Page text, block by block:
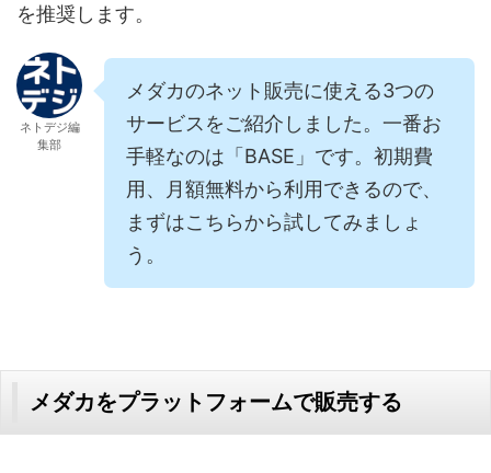
を推奨します。
ネトデジ編
集部
メダカのネット販売に使える3つの
サービスをご紹介しました。一番お
手軽なのは「BASE」です。初期費
用、月額無料から利用できるので、
まずはこちらから試してみましょ
う。
メダカをプラットフォームで販売する